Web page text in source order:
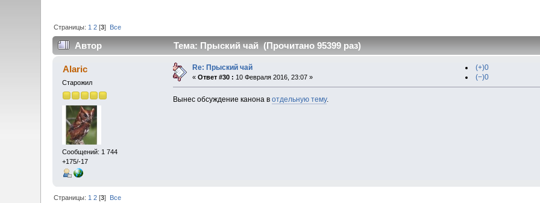
Страницы: 1 2 [3] Все
Автор Тема: Прыский чай (Прочитано 95399 раз)
Alaric
Старожил
Сообщений: 1 744
+175/-17
Re: Прыский чай
«Ответ #30 : 10 Февраля 2016, 23:07 »
(+)0
(−)0
Вынес обсуждение канона в отдельную тему.
Страницы: 1 2 [3] Все